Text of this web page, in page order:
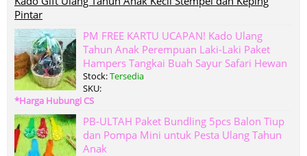
Pintar
PM FREE KARTU UCAPAN! Kado Ulang
Tahun Anak Perempuan Laki-Laki Paket
Hampers Tangkai Buah Sayur Safari Hewan
Stock:Tersedia
SKU:
*Harga Hubungi CS
PB-ULTAH Paket Bundling 5pcs Balon Tiup
dan Pompa Mini untuk Pesta Ulang Tahun
Anak